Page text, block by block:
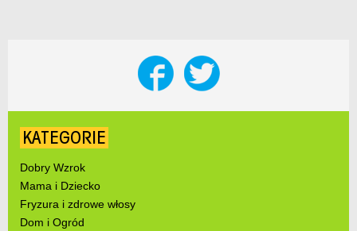
KATEGORIE
Dobry Wzrok
Mama i Dziecko
Fryzura i zdrowe włosy
Dom i Ogród